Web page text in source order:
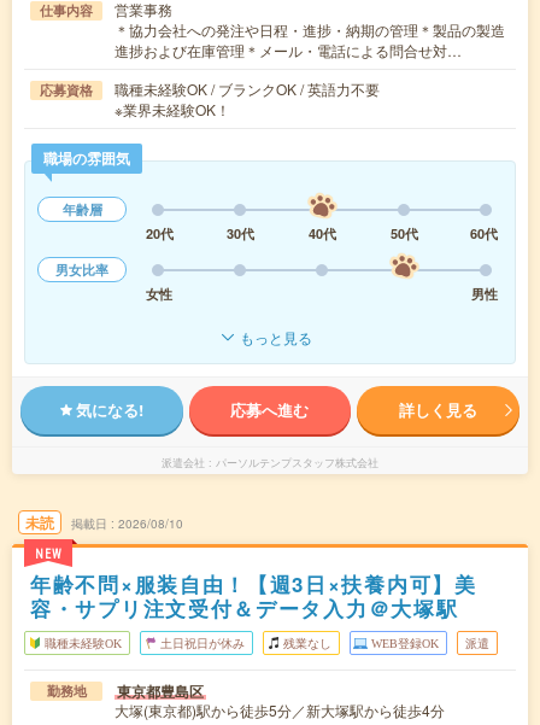
仕事内容
営業事務
＊協力会社への発注や日程・進捗・納期の管理＊製品の製造
進捗および在庫管理＊メール・電話による問合せ対…
応募資格
職種未経験OK / ブランクOK / 英語力不要
※業界未経験OK！
職場の雰囲気
年齢層
20代
30代 40代 50代
60代
男女比率
女性
男性
もっと見る
気になる! 応募へ進む 詳しく見る
派遣会社 パーソルテンプスタッフ株式会社
未読
NEW
掲載日 2026/08/10
年齢不問×服装自由！【週3日×扶養内可】美
容・サプリ注文受付＆データ入力＠大塚駅
職種未経験OK 土日祝日が休み 残業なし WEB登録OK 派遣
勤務地 東京都豊島区
大塚(東京都)駅から徒歩5分／新大塚駅から徒歩4分